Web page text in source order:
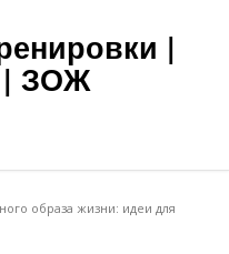
|
| ЗОЖ
образа жизни: идеи для